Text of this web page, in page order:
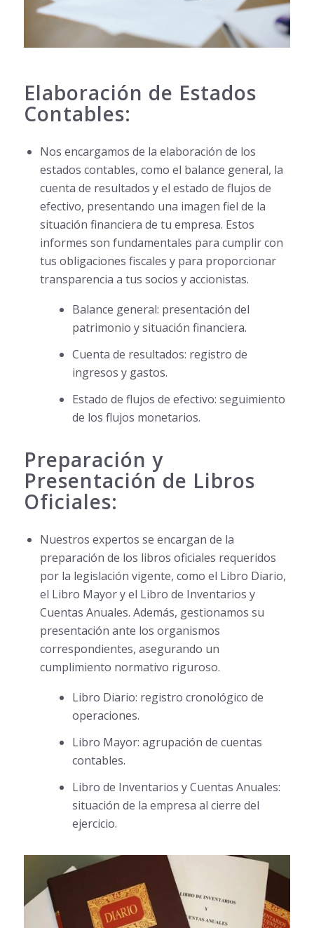
Elaboración de Estados
Contables:
Nos encargamos de la elaboración de los
estados contables, como el balance general, la
cuenta de resultados y el estado de flujos de
efectivo, presentando una imagen fiel de la
situación financiera de tu empresa. Estos
informes son fundamentales para cumplir con
tus obligaciones fiscales y para proporcionar
transparencia a tus socios y accionistas.
Balance general: presentación del
patrimonio y situación financiera.
Cuenta de resultados: registro de
ingresos y gastos.
Estado de flujos de efectivo: seguimiento
de los flujos monetarios.
Preparación y
Presentación de Libros
Oficiales:
Nuestros expertos se encargan de la
preparación de los libros oficiales requeridos
por la legislación vigente, como el Libro Diario,
el Libro Mayor y el Libro de Inventarios y
Cuentas Anuales. Además, gestionamos su
presentación ante los organismos
correspondientes, asegurando un
cumplimiento normativo riguroso.
Libro Diario: registro cronológico de
operaciones.
Libro Mayor: agrupación de cuentas
contables.
Libro de Inventarios y Cuentas Anuales:
situación de la empresa al cierre del
ejercicio.